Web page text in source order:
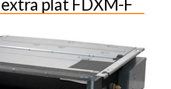
plat FDXM-F